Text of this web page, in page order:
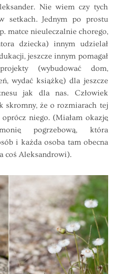
Nie wiem czy tych
setkach. Jednym po prostu
matce nieuleczalnie chorego,
dziecka) innym udzielał
jeszcze innym pomagał
(wybudować dom,
wydać książkę) dla jeszcze
jak dla nas. Człowiek
skromny, że o rozmiarach tej
niego. (Miałam okazję
pogrzebową, która
i każda osoba tam obecna
coś Aleksandrowi).